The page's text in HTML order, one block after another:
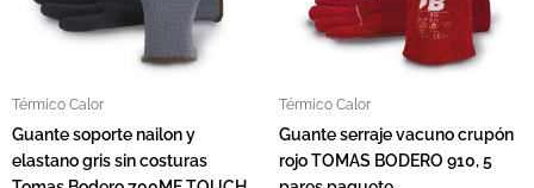
Térmico Calor
Guante soporte nailon y
elastano gris sin costuras
Térmico Calor
Guante serraje vacuno crupón
rojo TOMAS BODERO 910, 5